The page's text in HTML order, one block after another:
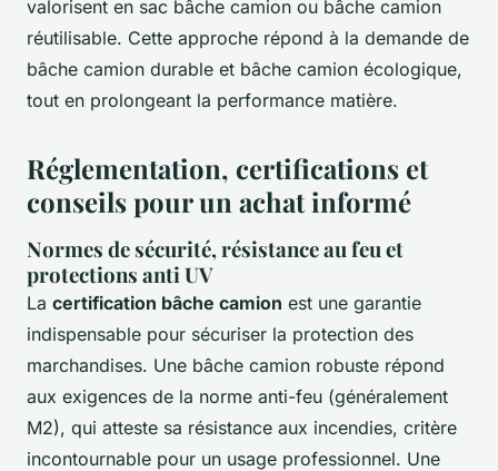
valorisent en sac bâche camion ou bâche camion
réutilisable. Cette approche répond à la demande de
bâche camion durable et bâche camion écologique,
tout en prolongeant la performance matière.
Réglementation, certifications et
conseils pour un achat informé
Normes de sécurité, résistance au feu et
protections anti UV
La certification bâche camion est une garantie
indispensable pour sécuriser la protection des
marchandises. Une bâche camion robuste répond
aux exigences de la norme anti-feu (généralement
M2), qui atteste sa résistance aux incendies, critère
incontournable pour un usage professionnel. Une